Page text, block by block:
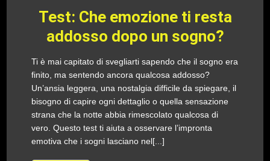
Test: Che emozione ti resta
addosso dopo un sogno?
Ti è mai capitato di svegliarti sapendo che il sogno era
finito, ma sentendo ancora qualcosa addosso?
Un’ansia leggera, una nostalgia difficile da spiegare, il
bisogno di capire ogni dettaglio o quella sensazione
strana che la notte abbia rimescolato qualcosa di
vero. Questo test ti aiuta a osservare l’impronta
emotiva che i sogni lasciano nel[...]